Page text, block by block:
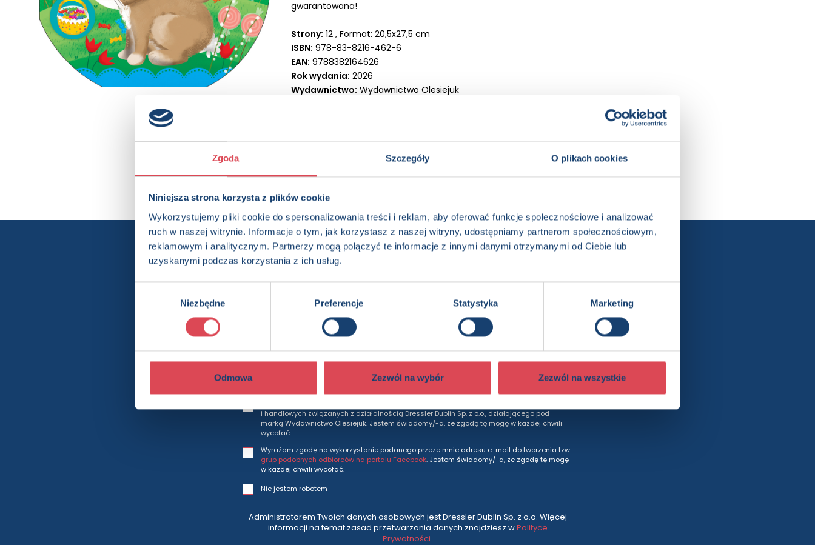
Zgoda Szczegóły O plikach cookies
Niniejsza strona korzysta z plików cookie
Wykorzystujemy pliki cookie do spersonalizowania treści i reklam, aby oferować funkcje społecznościowe i analizować
ruch w naszej witrynie. Informacje o tym, jak korzystasz z naszej witryny, udostępniamy partnerom społecznościowym,
reklamowym i analitycznym. Partnerzy mogą połączyć te informacje z innymi danymi otrzymanymi od Ciebie lub
uzyskanymi podczas korzystania z ich usług.
Niezbędne Preferencje Statystyka Marketing
Odmowa Zezwól na wybór Zezwól na wszystkie
gwarantowana!
Strony: 12 , Format: 20,5x27,5 cm
ISBN: 978-83-8216-462-6
EAN: 9788382164626
Rok wydania: 2026
Wydawnictwo: Wydawnictwo Olesiejuk
Chcesz wiedzieć więcej? Zapisz się do newslettera
Będziesz otrzymywać wszytkie nasze nowości i oferty
prosto do Twojej skrzynki odbiorczej.
Adres e-mail
i handlowych związanych z działalnością Dressler Dublin Sp. z o.o., działającego pod
marką Wydawnictwo Olesiejuk. Jestem świadomy/-a, że zgodę tę mogę w każdej chwili
wycofać.
Wyrażam zgodę na wykorzystanie podanego przeze mnie adresu e-mail do tworzenia tzw.
grup podobnych odbiorców na portalu Facebook. Jestem świadomy/-a, że zgodę tę mogę
w każdej chwili wycofać.
Nie jestem robotem
Administratorem Twoich danych osobowych jest Dressler Dublin Sp. z o.o. Więcej
informacji na temat zasad przetwarzania danych znajdziesz wPolityce
Prywatności.